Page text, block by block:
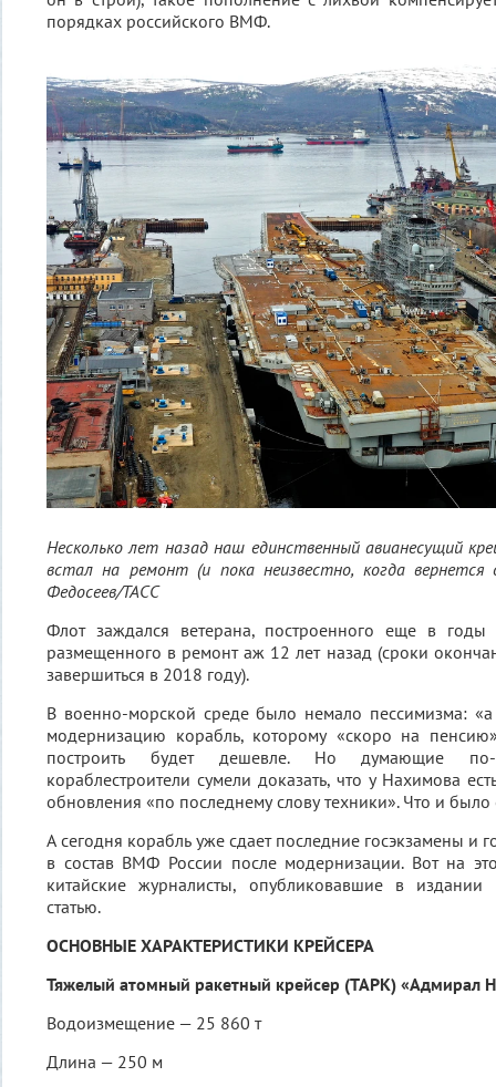
порядках российского ВМФ.
Несколько лет назад наш единственный авианесущий
встал на ремонт (и пока неизвестно, когда
Федосеев/ТАСС
Флот заждался ветерана, построенного еще в годы
размещенного в ремонт аж 12 лет назад (сроки
завершиться в 2018 году).
В военно-морской среде было немало пессимизма:
модернизацию корабль, которому «скоро на
построить будет дешевле. Но думающие
кораблестроители сумели доказать, что у Нахимова
обновления «по последнему слову техники». Что и было
А сегодня корабль уже сдает последние госэкзамены и
в состав ВМФ России после модернизации. Вот на
китайские журналисты, опубликовавшие в
статью.
ОСНОВНЫЕ ХАРАКТЕРИСТИКИ КРЕЙСЕРА
Тяжелый атомный ракетный крейсер (ТАРК) «Адмирал
Водоизмещение — 25 860 т
Длина — 250 м